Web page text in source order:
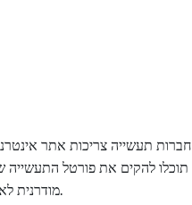
חברות תעשייה צריכות אתר
מודרנית לאתר עד לפרויקט ארגוני עם הרשאות תפקיד, ממשקים, רב לשוניות ותשתית שרתים ניתנת להרחבה.